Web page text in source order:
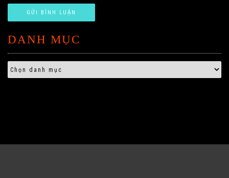
DANH MỤC